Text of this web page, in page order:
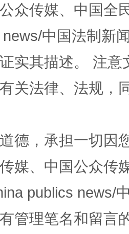
次搞定
声名
众传媒、中国全
中国法制新
实其描述。 注
关法律、法规，
德，承担一切因
媒、中国公众传
publics news/
管理笔名和留言